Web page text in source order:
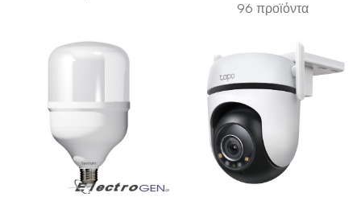
96 προϊόντα